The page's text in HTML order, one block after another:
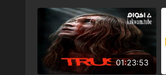
01:23:53